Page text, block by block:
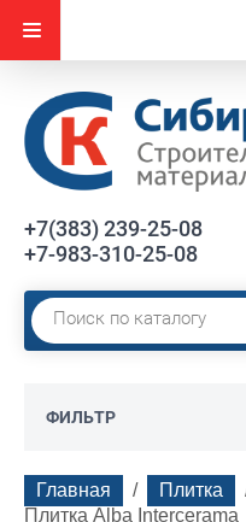
+7(383) 239-25-08
+7-983-310-25-08
ФИЛЬТР
Главная
  /
Плитка
Плитка Alba Intercerama